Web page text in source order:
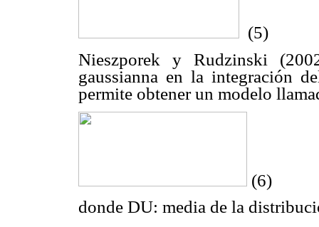
(5)
Nieszporek y Rudzinski
gaussianna en la integración
permite obtener un modelo
(6)
donde DU: media de la